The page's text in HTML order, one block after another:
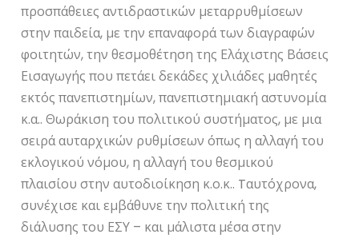
προσπάθειες αντιδραστικών μεταρρυθμίσεων
στην παιδεία, με την επαναφορά των διαγραφών
φοιτητών, την θεσμοθέτηση της Ελάχιστης Βάσεις
Εισαγωγής που πετάει δεκάδες χιλιάδες μαθητές
εκτός πανεπιστημίων, πανεπιστημιακή αστυνομία
κ.α.. Θωράκιση του πολιτικού συστήματος, με μια
σειρά αυταρχικών ρυθμίσεων όπως η αλλαγή του
εκλογικού νόμου, η αλλαγή του θεσμικού
πλαισίου στην αυτοδιοίκηση κ.ο.κ.. Tαυτόχρονα,
συνέχισε και εμβάθυνε την πολιτική της
διάλυσης του ΕΣΥ – και μάλιστα μέσα στην